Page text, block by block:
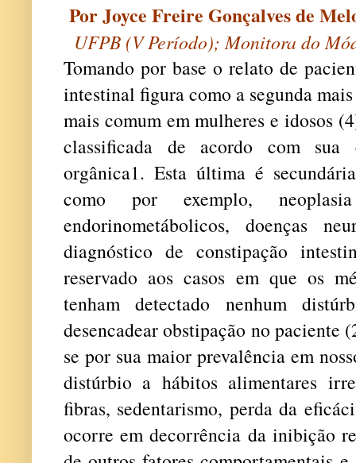
Por Joyce Freire Gonçalves de
UFPB (V Período); Monitora do
Tomando por base o relato de
intestinal figura como a segunda
mais comum em mulheres e idosos
classificada de acordo com
orgânica1. Esta última é
como por exemplo,
endorinometábolicos, doenças
diagnóstico de constipação
reservado aos casos em que os
tenham detectado nenhum
desencadear obstipação no paciente
se por sua maior prevalência em
distúrbio a hábitos alimentares
fibras, sedentarismo, perda da
ocorre em decorrência da inibição